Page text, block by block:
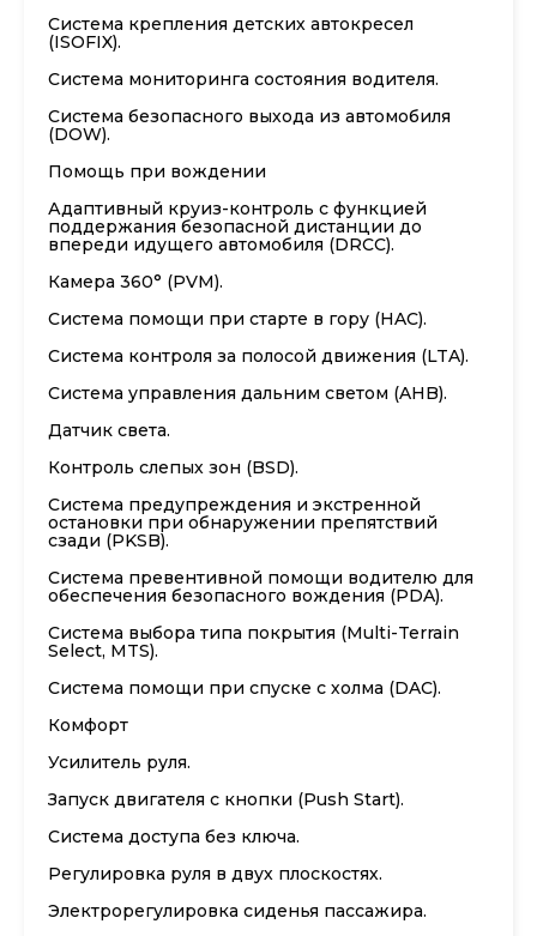
Система крепления детских автокресел
(ISOFIX).
Система мониторинга состояния водителя.
Система безопасного выхода из автомобиля
(DOW).
Помощь при вождении
Адаптивный круиз-контроль с функцией
поддержания безопасной дистанции до
впереди идущего автомобиля (DRCC).
Камера 360° (PVM).
Система помощи при старте в гору (HAC).
Система контроля за полосой движения (LTA).
Система управления дальним светом (AHB).
Датчик света.
Контроль слепых зон (BSD).
Система предупреждения и экстренной
остановки при обнаружении препятствий
сзади (PKSB).
Система превентивной помощи водителю для
обеспечения безопасного вождения (PDA).
Система выбора типа покрытия (Multi-Terrain
Select, MTS).
Система помощи при спуске с холма (DAC).
Комфорт
Усилитель руля.
Запуск двигателя с кнопки (Push Start).
Система доступа без ключа.
Регулировка руля в двух плоскостях.
Электрорегулировка сиденья пассажира.